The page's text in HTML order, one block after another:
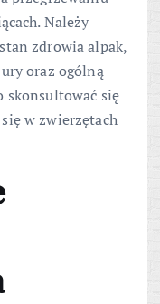
Należy
zdrowia alpak,
oraz ogólną
skonsultować się
w zwierzętach